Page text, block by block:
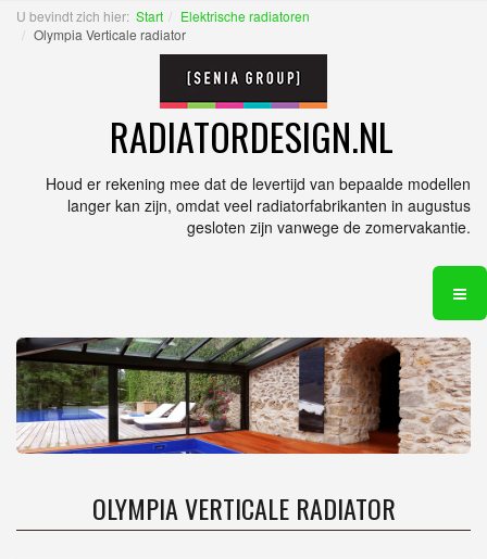
U bevindt zich hier: Start
Elektrische radiatoren
Olympia Verticale radiator
RADIATORDESIGN.NL
Houd er rekening mee dat de levertijd van bepaalde modellen
langer kan zijn, omdat veel radiatorfabrikanten in augustus
gesloten zijn vanwege de zomervakantie.
OLYMPIA VERTICALE RADIATOR